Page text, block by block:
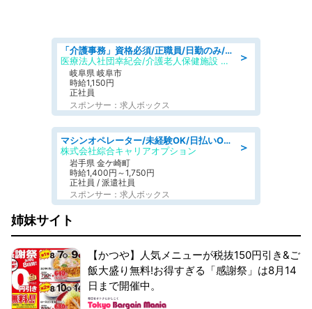
＞
「介護事務」資格必須/正職員/日勤のみ/介護老人保健施設
医療法人社団幸紀会/介護老人保健施設 グリーンビラ安江
岐阜県 岐阜市
時給1,150円
正社員
スポンサー：求人ボックス
＞
マシンオペレーター/未経験OK/日払いOK/寮完備/交替制/20・30・40代活躍中
株式会社綜合キャリアオプション
岩手県 金ケ崎町
時給1,400円～1,750円
正社員 / 派遣社員
スポンサー：求人ボックス
姉妹サイト
【かつや】人気メニューが税抜150円引き&ご
飯大盛り無料!お得すぎる「感謝祭」は8月14
日まで開催中。